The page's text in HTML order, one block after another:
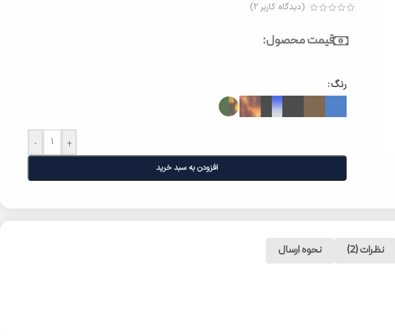
(دیدگاه کاربر 2
)
قیمت محصول:
رنگ
- +
افزودن به سبد خرید
نظرات (2) نحوه ارسال